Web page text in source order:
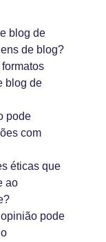
blog de
de blog?
blog de
pode
com
éticas que
ao
pode